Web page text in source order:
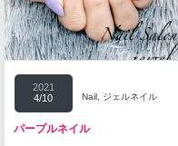
2021
4/10
Nail ジェルネイル
パープルネイル